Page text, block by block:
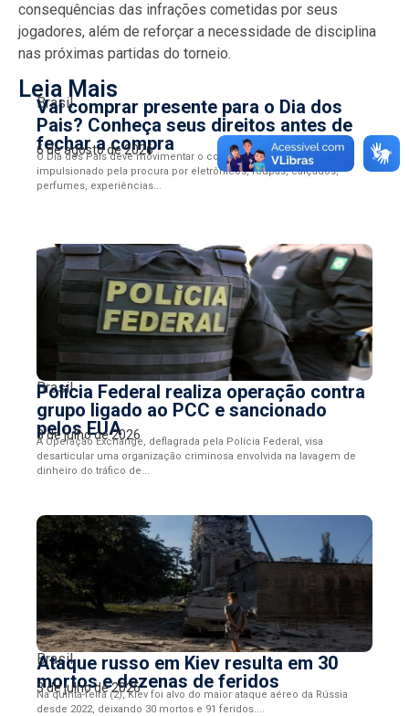
consequências das infrações cometidas por seus
jogadores, além de reforçar a necessidade de disciplina
nas próximas partidas do torneio.
Leia Mais
Brasil
Vai comprar presente para o Dia dos
Pais? Conheça seus direitos antes de
fechar a compra
6 de agosto de 2026
O Dia dos Pais deve movimentar o comércio nos próximos dias,
impulsionado pela procura por eletrônicos, roupas, calçados,
perfumes, experiências...
Brasil
Polícia Federal realiza operação contra
grupo ligado ao PCC e sancionado
pelos EUA
3 de julho de 2026
A Operação Exchange, deflagrada pela Polícia Federal, visa
desarticular uma organização criminosa envolvida na lavagem de
dinheiro do tráfico de...
Brasil
Ataque russo em Kiev resulta em 30
mortos e dezenas de feridos
3 de julho de 2026
Na quinta-feira (2), Kiev foi alvo do maior ataque aéreo da Rússia
desde 2022, deixando 30 mortos e 91 feridos....